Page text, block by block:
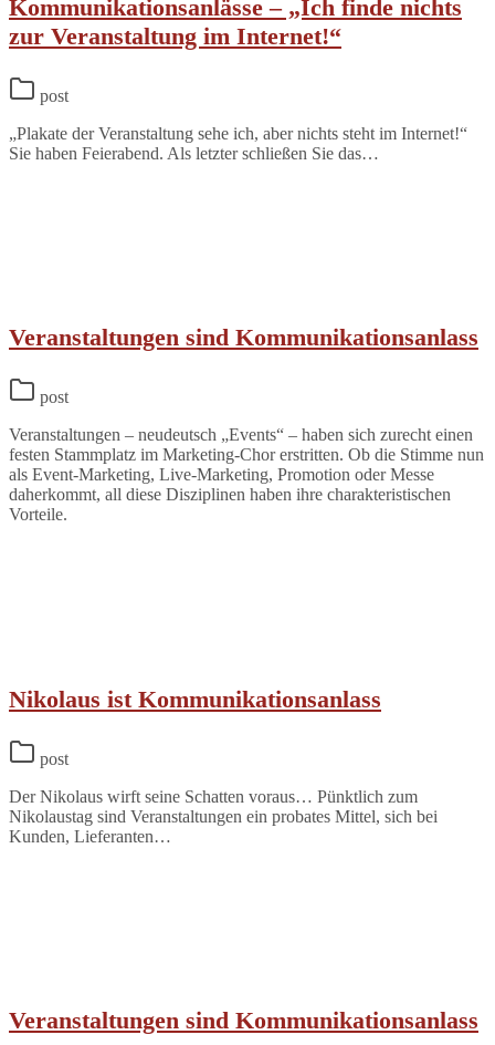
Kommunikationsanlässe – „Ich finde nichts
zur Veranstaltung im Internet!“
post
„Plakate der Veranstaltung sehe ich, aber nichts steht im Internet!“
Sie haben Feierabend. Als letzter schließen Sie das…
Veranstaltungen sind Kommunikationsanlass
post
Veranstaltungen – neudeutsch „Events“ – haben sich zurecht einen
festen Stammplatz im Marketing-Chor erstritten. Ob die Stimme nun
als Event-Marketing, Live-Marketing, Promotion oder Messe
daherkommt, all diese Disziplinen haben ihre charakteristischen
Vorteile.
Nikolaus ist Kommunikationsanlass
post
Der Nikolaus wirft seine Schatten voraus… Pünktlich zum
Nikolaustag sind Veranstaltungen ein probates Mittel, sich bei
Kunden, Lieferanten…
Veranstaltungen sind Kommunikationsanlass